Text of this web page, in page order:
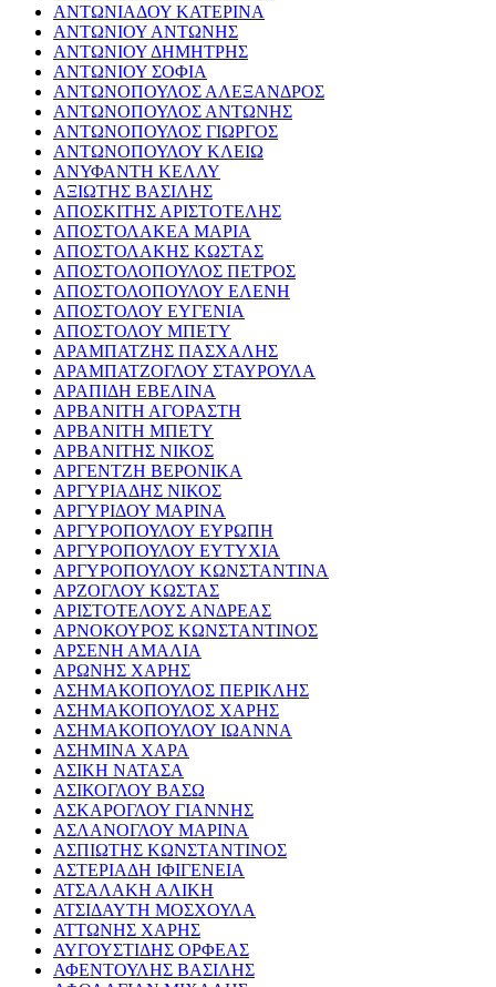
ΑΝΤΩΝΙΑΔΟΥ ΚΑΤΕΡΙΝΑ
ΑΝΤΩΝΙΟΥ ΑΝΤΩΝΗΣ
ΑΝΤΩΝΙΟΥ ΔΗΜΗΤΡΗΣ
ΑΝΤΩΝΙΟΥ ΣΟΦΙΑ
ΑΝΤΩΝΟΠΟΥΛΟΣ ΑΛΕΞΑΝΔΡΟΣ
ΑΝΤΩΝΟΠΟΥΛΟΣ ΑΝΤΩΝΗΣ
ΑΝΤΩΝΟΠΟΥΛΟΣ ΓΙΩΡΓΟΣ
ΑΝΤΩΝΟΠΟΥΛΟΥ ΚΛΕΙΩ
ΑΝΥΦΑΝΤΗ ΚΕΛΛΥ
ΑΞΙΩΤΗΣ ΒΑΣΙΛΗΣ
ΑΠΟΣΚΙΤΗΣ ΑΡΙΣΤΟΤΕΛΗΣ
ΑΠΟΣΤΟΛΑΚΕΑ ΜΑΡΙΑ
ΑΠΟΣΤΟΛΑΚΗΣ ΚΩΣΤΑΣ
ΑΠΟΣΤΟΛΟΠΟΥΛΟΣ ΠΕΤΡΟΣ
ΑΠΟΣΤΟΛΟΠΟΥΛΟΥ ΕΛΕΝΗ
ΑΠΟΣΤΟΛΟΥ ΕΥΓΕΝΙΑ
ΑΠΟΣΤΟΛΟΥ ΜΠΕΤΥ
ΑΡΑΜΠΑΤΖΗΣ ΠΑΣΧΑΛΗΣ
ΑΡΑΜΠΑΤΖΟΓΛΟΥ ΣΤΑΥΡΟΥΛΑ
ΑΡΑΠΙΔΗ ΕΒΕΛΙΝΑ
ΑΡΒΑΝΙΤΗ ΑΓΟΡΑΣΤΗ
ΑΡΒΑΝΙΤΗ ΜΠΕΤΥ
ΑΡΒΑΝΙΤΗΣ ΝΙΚΟΣ
ΑΡΓΕΝΤΖΗ ΒΕΡΟΝΙΚΑ
ΑΡΓΥΡΙΑΔΗΣ ΝΙΚΟΣ
ΑΡΓΥΡΙΔΟΥ ΜΑΡΙΝΑ
ΑΡΓΥΡΟΠΟΥΛΟΥ ΕΥΡΩΠΗ
ΑΡΓΥΡΟΠΟΥΛΟΥ ΕΥΤΥΧΙΑ
ΑΡΓΥΡΟΠΟΥΛΟΥ ΚΩΝΣΤΑΝΤΙΝΑ
ΑΡΖΟΓΛΟΥ ΚΩΣΤΑΣ
ΑΡΙΣΤΟΤΕΛΟΥΣ ΑΝΔΡΕΑΣ
ΑΡΝΟΚΟΥΡΟΣ ΚΩΝΣΤΑΝΤΙΝΟΣ
ΑΡΣΕΝΗ ΑΜΑΛΙΑ
ΑΡΩΝΗΣ ΧΑΡΗΣ
ΑΣΗΜΑΚΟΠΟΥΛΟΣ ΠΕΡΙΚΛΗΣ
ΑΣΗΜΑΚΟΠΟΥΛΟΣ ΧΑΡΗΣ
ΑΣΗΜΑΚΟΠΟΥΛΟΥ ΙΩΑΝΝΑ
ΑΣΗΜΙΝΑ ΧΑΡΑ
ΑΣΙΚΗ ΝΑΤΑΣΑ
ΑΣΙΚΟΓΛΟΥ ΒΑΣΩ
ΑΣΚΑΡΟΓΛΟΥ ΓΙΑΝΝΗΣ
ΑΣΛΑΝΟΓΛΟΥ ΜΑΡΙΝΑ
ΑΣΠΙΩΤΗΣ ΚΩΝΣΤΑΝΤΙΝΟΣ
ΑΣΤΕΡΙΑΔΗ ΙΦΙΓΕΝΕΙΑ
ΑΤΣΑΛΑΚΗ ΑΛΙΚΗ
ΑΤΣΙΔΑΥΤΗ ΜΟΣΧΟΥΛΑ
ΑΤΤΩΝΗΣ ΧΑΡΗΣ
ΑΥΓΟΥΣΤΙΔΗΣ ΟΡΦΕΑΣ
ΑΦΕΝΤΟΥΛΗΣ ΒΑΣΙΛΗΣ